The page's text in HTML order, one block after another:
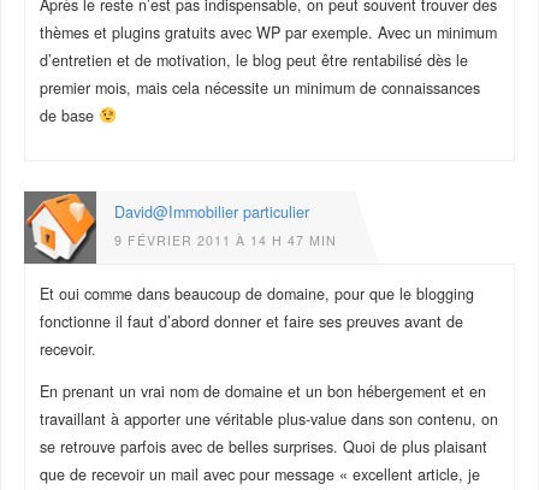
Après le reste n’est pas indispensable, on peut souvent trouver des
thèmes et plugins gratuits avec WP par exemple. Avec un minimum
d’entretien et de motivation, le blog peut être rentabilisé dès le
premier mois, mais cela nécessite un minimum de connaissances
de base
David@Immobilier particulier
9 FÉVRIER 2011 À 14 H 47 MIN
Et oui comme dans beaucoup de domaine, pour que le blogging
fonctionne il faut d’abord donner et faire ses preuves avant de
recevoir.
En prenant un vrai nom de domaine et un bon hébergement et en
travaillant à apporter une véritable plus-value dans son contenu, on
se retrouve parfois avec de belles surprises. Quoi de plus plaisant
que de recevoir un mail avec pour message « excellent article, je